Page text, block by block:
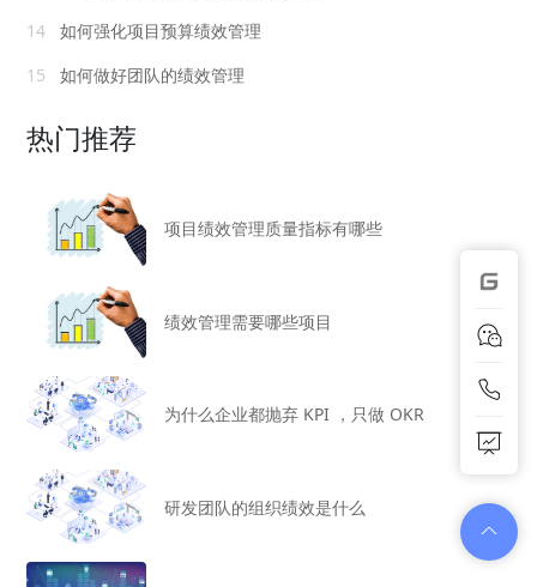
14
如何强化项目预算绩效管理
15
如何做好团队的绩效管理
热门推荐
项目绩效管理质量指标有哪些
绩效管理需要哪些项目
为什么企业都抛弃 KPI ，只做 OKR
研发团队的组织绩效是什么